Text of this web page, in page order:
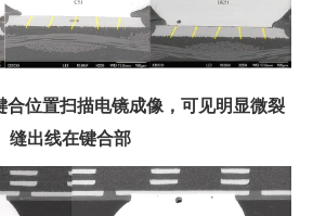
合位置扫描电镜成像，可见明显微裂
缝出线在键合部